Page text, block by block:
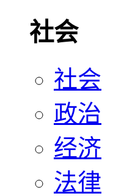
社会
社会
政治
经济
法律